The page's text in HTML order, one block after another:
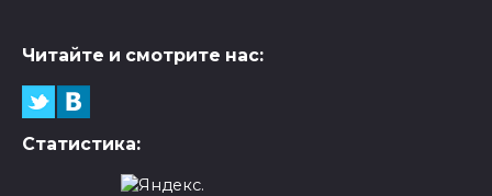
Читайте и смотрите нас:
Статистика: